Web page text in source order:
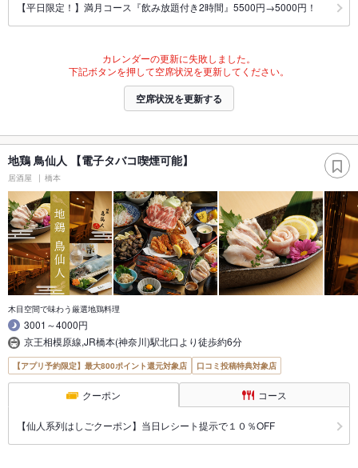
【平日限定！】満月コース『飲み放題付き2時間』5500円→5000円！
カレンダーの更新に失敗しました。
下記ボタンを押して空席状況を更新してください。
空席状況を更新する
地鶏 鳥仙人 【電子タバコ喫煙可能】
居酒屋 橋本
木目空間で味わう厳選地鶏料理
3001～4000円
京王相模原線,JR橋本(神奈川)駅北口より徒歩約6分
【アプリ予約限定】最大800ポイント還元対象店 口コミ投稿特典対象店
クーポン コース
【仙人系列はしごクーポン】当日レシート提示で１０％OFF